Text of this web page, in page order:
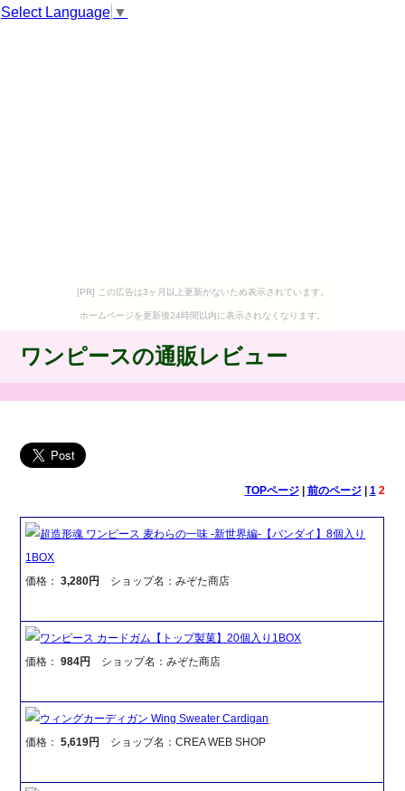
Select Language ▼
[PR] この広告は3ヶ月以上更新がないため表示されています。
ホームページを更新後24時間以内に表示されなくなります。
ワンピースの通販レビュー
TOPページ| 前のページ| 1 2
超造形魂 ワンピース 麦わらの一味 -新世界編-【バンダイ】8個入り
1BOX
価格：3,280円 ショップ名：みぞた商店
ワンピース カードガム【トップ製菓】20個入り1BOX
価格：984円 ショップ名：みぞた商店
ウィングカーディガン Wing Sweater Cardigan
価格：5,619円 ショップ名：CREA WEB SHOP